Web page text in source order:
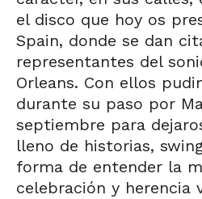
el disco que hoy os
Spain, donde se dan
representantes del
Orleans. Con ellos
durante su paso por
septiembre para
lleno de historias,
forma de entender la
celebración y herencia